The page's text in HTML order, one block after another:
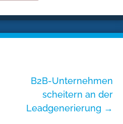
B2B-Unternehmen
scheitern an der
Leadgenerierung →